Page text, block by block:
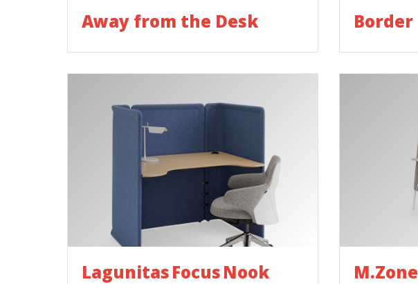
Away from the Desk Border
Lagunitas Focus Nook M.Zone